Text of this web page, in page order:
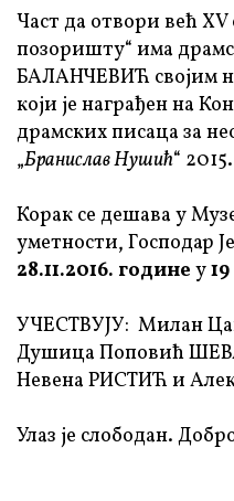
Част да отвори већ XV
позоришту“ има
БАЛАНЧЕВИЋ својим
који је награђен на
драмских писаца за
„Бранислав Нушић“
Корак се дешава у
уметности, Господар
28.11.2016. године у
УЧЕСТВУЈУ: Милан
Душица Поповић
Невена РИСТИЋ и
Улаз је слободан.